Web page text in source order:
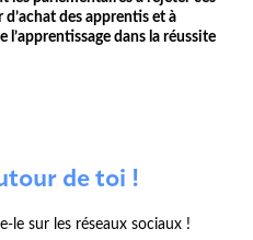
des apprentis et à
dans la réussite
de toi !
le sur les réseaux sociaux !